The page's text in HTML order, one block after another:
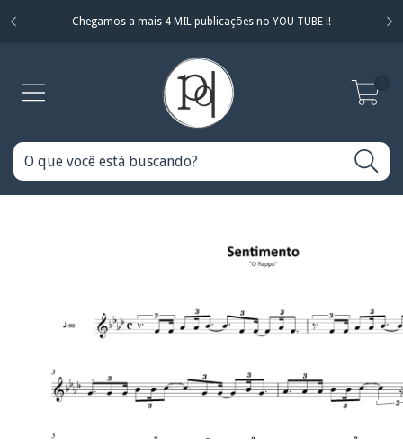
Chegamos a mais 4 MIL publicações no YOU TUBE !!